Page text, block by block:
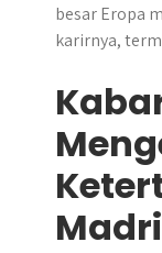
besar Eropa
karirnya,